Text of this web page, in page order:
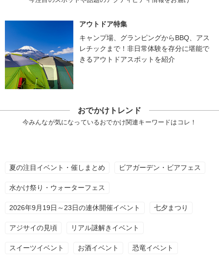
アウトドア特集
キャンプ場、グランピングからBBQ、アス
レチックまで！非日常体験を存分に堪能で
きるアウトドアスポットを紹介
おでかけトレンド
今みんなが気になっているおでかけ関連キーワードはコレ！
夏の注目イベント・催しまとめ ビアガーデン・ビアフェス
水かけ祭り・ウォーターフェス
2026年9月19日～23日の連休開催イベント 七夕まつり
アジサイの見頃 リアル謎解きイベント
スイーツイベント お酒イベント 恐竜イベント